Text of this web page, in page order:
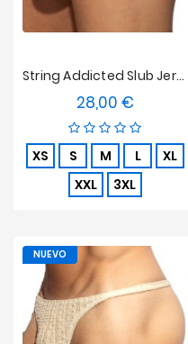
String Addicted Slub Jersey - Caqui
28,00 €
XS S M L
XL
XXL
3XL
NUEVO